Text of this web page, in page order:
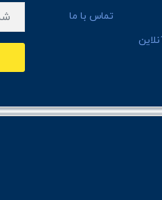
تماس با ما